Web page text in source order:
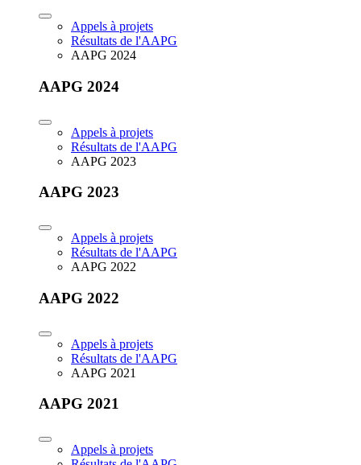
Appels à projets
Résultats de l'AAPG
AAPG 2024
AAPG 2024
Appels à projets
Résultats de l'AAPG
AAPG 2023
AAPG 2023
Appels à projets
Résultats de l'AAPG
AAPG 2022
AAPG 2022
Appels à projets
Résultats de l'AAPG
AAPG 2021
AAPG 2021
Appels à projets